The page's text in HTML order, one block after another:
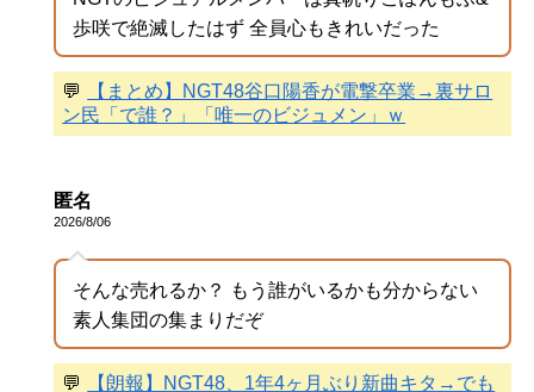
歩咲で絶滅したはず 全員心もきれいだった
💬
【まとめ】NGT48谷口陽香が電撃卒業→裏サロ
ン民「で誰？」「唯一のビジュメン」ｗ
匿名
2026/8/06
そんな売れるか？ もう誰がいるかも分からない
素人集団の集まりだぞ
💬
【朗報】NGT48、1年4ヶ月ぶり新曲キタ→でも